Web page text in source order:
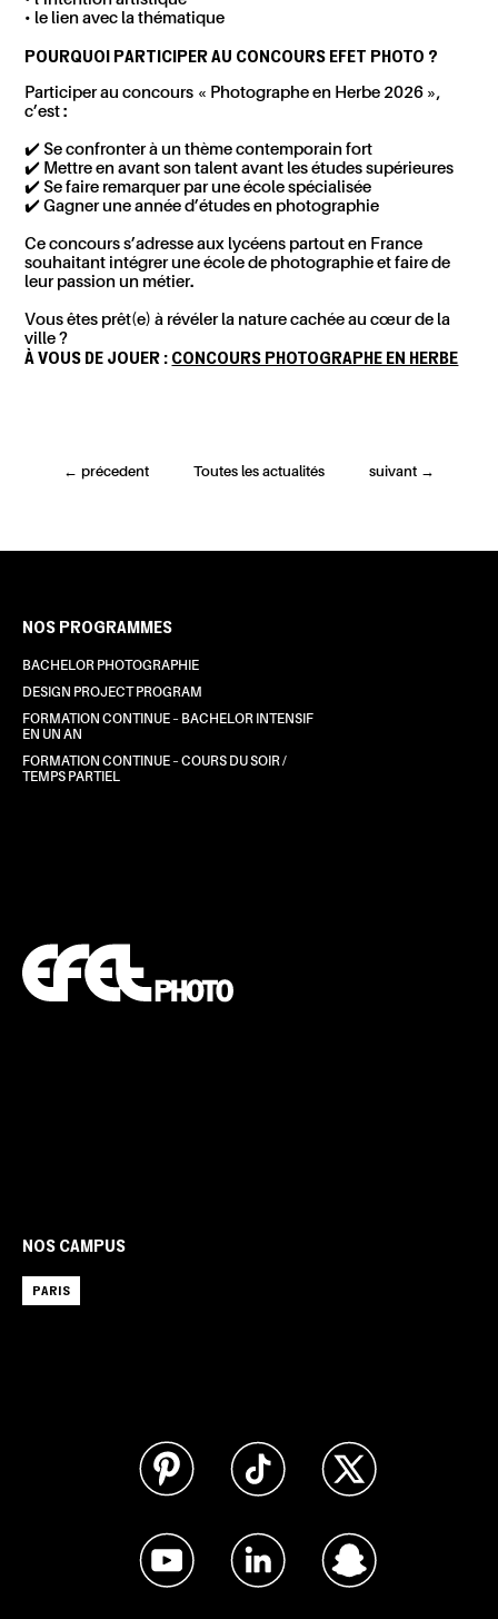
• le lien avec la thématique
POURQUOI PARTICIPER AU CONCOURS EFET PHOTO ?
Participer au concours « Photographe en Herbe 2026 »,
c’est :
✔️ Se confronter à un thème contemporain fort
✔️ Mettre en avant son talent avant les études supérieures
✔️ Se faire remarquer par une école spécialisée
✔️ Gagner une année d’études en photographie
Ce concours s’adresse aux lycéens partout en France
souhaitant intégrer uneécole de photographie et faire de
leur passion un métier.
Vous êtes prêt(e) à révéler la nature cachée au cœur de la
ville ?
À VOUS DE JOUER :CONCOURS PHOTOGRAPHE EN HERBE
← précedent Toutes les actualités suivant →
NOS PROGRAMMES
BACHELOR PHOTOGRAPHIE
DESIGN PROJECT PROGRAM
FORMATION CONTINUE – BACHELOR INTENSIF
EN UN AN
FORMATION CONTINUE – COURS DU SOIR /
TEMPS PARTIEL
NOS CAMPUS
PARIS